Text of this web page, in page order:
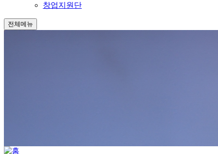
창업지원단
전체메뉴